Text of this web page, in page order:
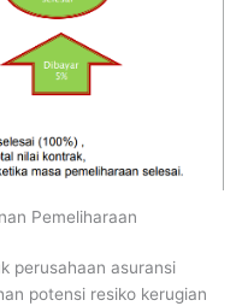
Pemeliharaan
perusahaan asuransi
potensi resiko kerugian